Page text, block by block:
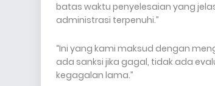
batas waktu penyelesaian yang
administrasi terpenuhi.”
“Ini yang kami maksud dengan
ada sanksi jika gagal, tidak ada
kegagalan lama.”